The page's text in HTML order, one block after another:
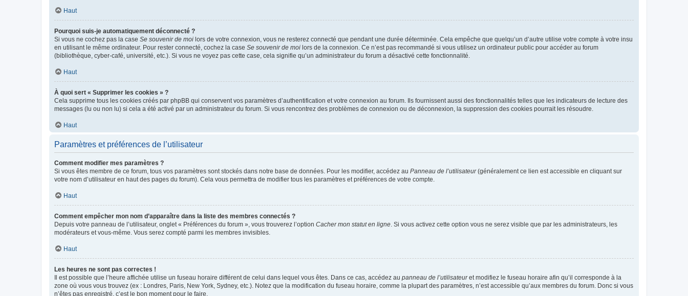
Haut
Pourquoi suis-je automatiquement déconnecté ?
Si vous ne cochez pas la case Se souvenir de moi lors de votre connexion, vous ne resterez connecté que pendant une durée déterminée. Cela empêche que quelqu’un d’autre utilise votre compte à votre insu
en utilisant le même ordinateur. Pour rester connecté, cochez la case Se souvenir de moi lors de la connexion. Ce n’est pas recommandé si vous utilisez un ordinateur public pour accéder au forum
(bibliothèque, cyber-café, université, etc.). Si vous ne voyez pas cette case, cela signifie qu’un administrateur du forum a désactivé cette fonctionnalité.
Haut
À quoi sert « Supprimer les cookies » ?
Cela supprime tous les cookies créés par phpBB qui conservent vos paramètres d’authentification et votre connexion au forum. Ils fournissent aussi des fonctionnalités telles que les indicateurs de lecture des
messages (lu ou non lu) si cela a été activé par un administrateur du forum. Si vous rencontrez des problèmes de connexion ou de déconnexion, la suppression des cookies pourrait les résoudre.
Haut
Paramètres et préférences de l’utilisateur
Comment modifier mes paramètres ?
Si vous êtes membre de ce forum, tous vos paramètres sont stockés dans notre base de données. Pour les modifier, accédez au Panneau de l’utilisateur(généralement ce lien est accessible en cliquant sur
votre nom d’utilisateur en haut des pages du forum). Cela vous permettra de modifier tous les paramètres et préférences de votre compte.
Haut
Comment empêcher mon nom d’apparaître dans la liste des membres connectés ?
Depuis votre panneau de l’utilisateur, onglet « Préférences du forum », vous trouverez l’option Cacher mon statut en ligne . Si vous activez cette option vous ne serez visible que par les administrateurs, les
modérateurs et vous-même. Vous serez compté parmi les membres invisibles.
Haut
Les heures ne sont pas correctes !
Il est possible que l’heure affichée utilise un fuseau horaire différent de celui dans lequel vous êtes. Dans ce cas, accédez au panneau de l’utilisateuret modifiez le fuseau horaire afin qu’il corresponde à la
zone où vous vous trouvez (ex : Londres, Paris, New York, Sydney, etc.). Notez que la modification du fuseau horaire, comme la plupart des paramètres, n’est accessible qu’aux membres du forum. Donc si vous
n’êtes pas enregistré, c’est le bon moment pour le faire.